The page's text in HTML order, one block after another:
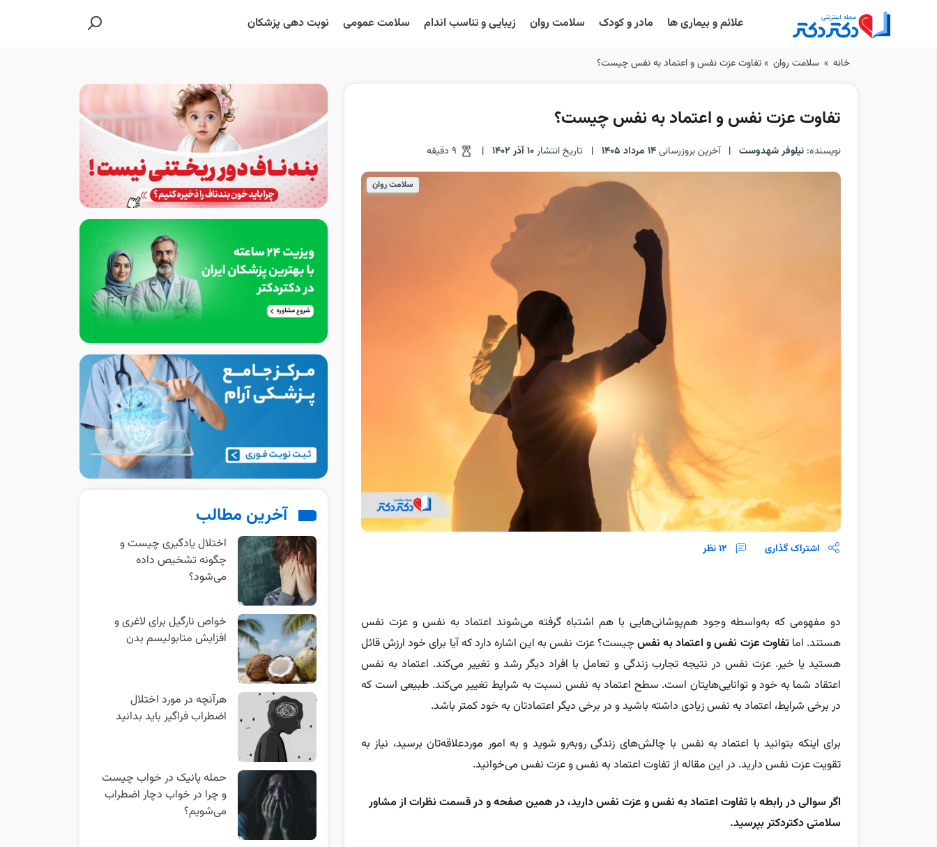
علائم و بیماری ها مادر و کودک سلامت روان زیبایی و تناسب اندام سلامت عمومی نوبت دهی پزشکان
خانه » سلامت روان »تفاوت عزت نفس و اعتماد به نفس چیست؟
تفاوت عزت نفس و اعتماد به نفس چیست؟
نویسنده: نیلوفر شهدوست | آخرین بروزرسانی14 مرداد 1405 | تاریخ انتشار10 آذر 1402 |
سلامت روان
اشتراک گذاری 12نظر
دو مفهومی که به‌واسطه وجود هم‌پوشانی‌هایی با هم اشتباه گرفته می‌شوند اعتماد به نفس و عزت نفس
هستند. اماتفاوت عزت نفس و اعتماد به نفس چیست؟عزت نفس به این اشاره دارد که آیا برای خود ارزش قائل
هستید یا خیر. عزت نفس در نتیجه تجارب زندگی و تعامل با افراد دیگر رشد و تغییر می‌کند. اعتماد به نفس
اعتقاد شما به خود و توانایی‌هایتان است. سطح اعتماد به نفس نسبت به شرایط تغییر می‌کند. طبیعی است که
در برخی شرایط، اعتماد به نفس زیادی داشته باشید و در برخی دیگر اعتمادتان به خود کمتر باشد.
برای اینکه بتوانید با اعتماد به نفس با چالش‌های زندگی روبه‌رو شوید و به امور موردعلاقه‌تان برسید، نیاز به
تقویت عزت نفس دارید. در این مقاله از تفاوت اعتماد به نفس و عزت نفس می‌خوانید.
اگر سوالی در رابطه با تفاوت اعتماد به نفس و عزت نفس دارید، در همین صفحه و در قسمت نظرات از مشاور
سلامتی دکتردکتر بپرسید.
آخرین مطالب
اختلال یادگیری چیست و
چگونه تشخیص داده
می‌شود؟
خواص نارگیل برای لاغری و
افزایش متابولیسم بدن
هرآنچه در مورد اختلال
اضطراب فراگیر باید بدانید
حمله پانیک در خواب چیست
و چرا در خواب دچار اضطراب
می‌شویم؟